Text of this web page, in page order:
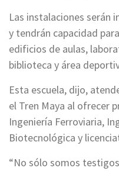
Las instalaciones serán
y tendrán capacidad
edificios de aulas,
biblioteca y área
Esta escuela, dijo,
el Tren Maya al ofrecer
Ingeniería Ferroviaria,
Biotecnológica y
“No sólo somos